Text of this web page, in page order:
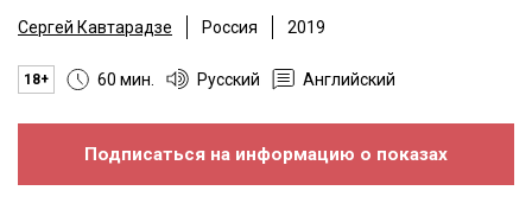
Сергей Кавтарадзе Россия 2019
18+ 60 мин. Русский Английский
Подписаться на информацию о показах